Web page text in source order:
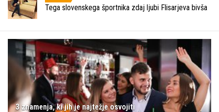
Tega slovenskega športnika zdaj ljubi Flisarjeva bivša
3 znamenja, ki jih je najtežje osvojiti